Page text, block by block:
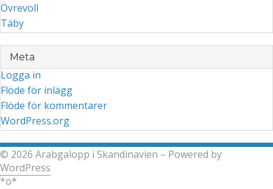
Övrevoll
Täby
Meta
Logga in
Flöde för inlägg
Flöde för kommentarer
WordPress.org
© 2026 Arabgalopp i Skandinavien – Powered by
WordPress
*o*